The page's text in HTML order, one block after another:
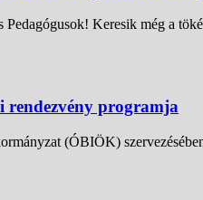
Keresik még a
rendezvény programja
(ÓBIÖK)